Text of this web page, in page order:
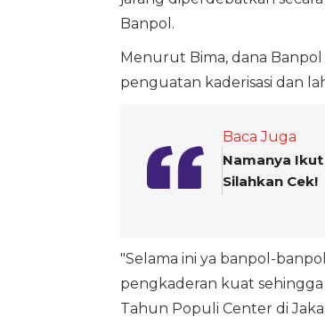
Banpol.
Menurut Bima, dana
penguatan kaderisasi dan
Baca Juga
Namanya
Silahkan Cek!
"Selama ini ya banpol-
pengkaderan kuat
Tahun Populi Center di